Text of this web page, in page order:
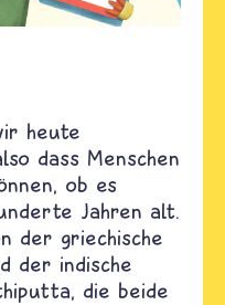
heute
dass Menschen
ob es
Jahren alt.
der griechische
der indische
die beide